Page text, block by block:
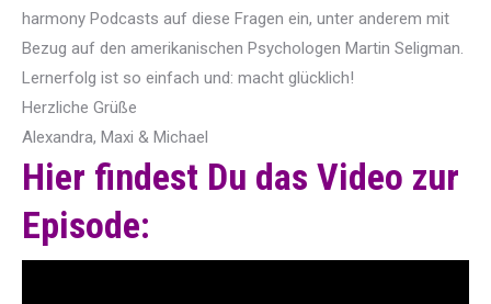
harmony Podcasts auf diese Fragen ein, unter anderem mit
Bezug auf den amerikanischen Psychologen Martin Seligman.
Lernerfolg ist so einfach und: macht glücklich!
Herzliche Grüße
Alexandra, Maxi & Michael
Hier findest Du das Video zur
Episode: